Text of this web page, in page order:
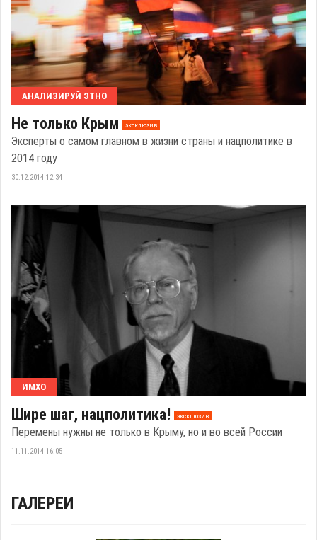
АНАЛИЗИРУЙ ЭТНО
Не только Крым эксклюзив
Эксперты о самом главном в жизни страны и нацполитике в
2014 году
30.12.2014 12:34
ИМХО
Шире шаг, нацполитика! эксклюзив
Перемены нужны не только в Крыму, но и во всей России
11.11.2014 16:05
ГАЛЕРЕИ